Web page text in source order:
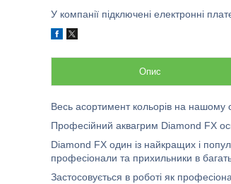
У компанії підключені електронні
Опис
Весь асортимент кольорів на нашому
Професійний аквагрим Diamond FX
Diamond FX один із найкращих і
професіонали та прихильники в
Застосовується в роботі як